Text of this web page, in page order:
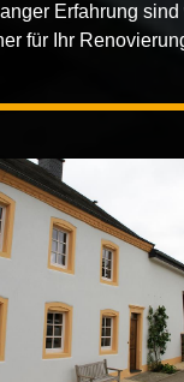
FR | DE
Erfahrung sind
für Ihr